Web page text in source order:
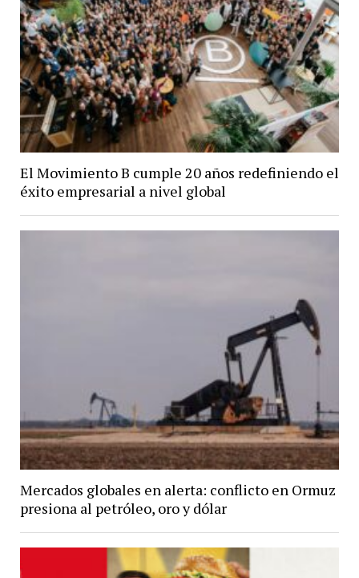
El Movimiento B cumple 20 años redefiniendo el
éxito empresarial a nivel global
Mercados globales en alerta: conflicto en Ormuz
presiona al petróleo, oro y dólar